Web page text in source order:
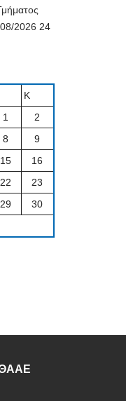
08/2026 24
Κ
1
2
8
9
15
16
22
23
29
30